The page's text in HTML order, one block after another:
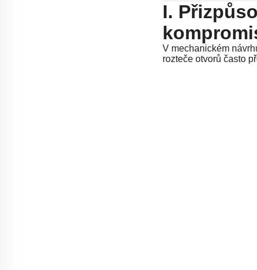
I.
V mechanickém
rozteče otvorů často